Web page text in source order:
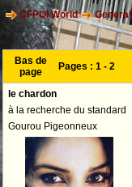
CFPOI World General
Bas de
page
Pages : 1 - 2
le chardon
à la recherche du standard
Gourou Pigeonneux